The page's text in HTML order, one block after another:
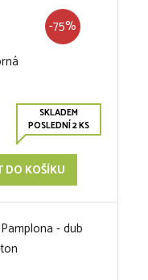
-75%
SKLADEM
POSLEDNÍ 2 KS
DO KOŠÍKU